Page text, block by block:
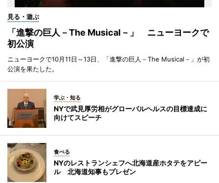
見る・遊ぶ
「進撃の巨人－The Musical－」 ニューヨークで
初公演
ニューヨークで10月11日～13日、「進撃の巨人－The Musical－」が初
公演を果たした。
学ぶ・知る
NYで武見厚労相がグローバルヘルスの目標達成に
向けてスピーチ
食べる
NYのレストランシェフへ北海道産ホタテをアピー
ル 北海道知事もプレゼン